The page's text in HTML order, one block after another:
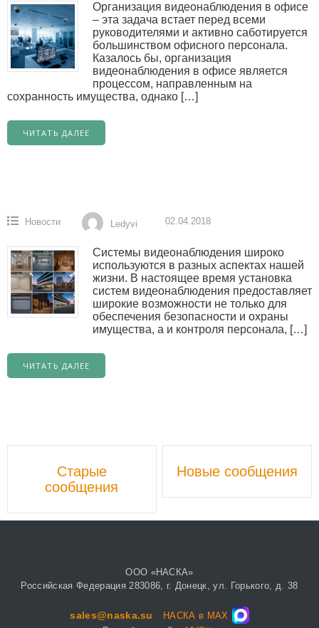
Организация видеонаблюдения в офисе
– эта задача встает перед всеми
руководителями и активно саботируется
большинством офисного персонала.
Казалось бы, организация
видеонаблюдения в офисе является
процессом, направленным на
сохранность имущества, однако […]
ЧИТАТЬ ДАЛЕЕ
Новости Ledyvi 02.04.2018
Системы видеонаблюдения широко
используются в разных аспектах нашей
жизни. В настоящее время установка
систем видеонаблюдения предоставляет
широкие возможности не только для
обеспечения безопасности и охраны
имущества, а и контроля персонала, […]
ЧИТАТЬ ДАЛЕЕ
Старые
сообщения
Новые сообщения
ООО «НАСКА»
Российская Федерация 283086, г. Донецк, ул. Горького, д. 38
sales@naska.su
НАСКА в MAX